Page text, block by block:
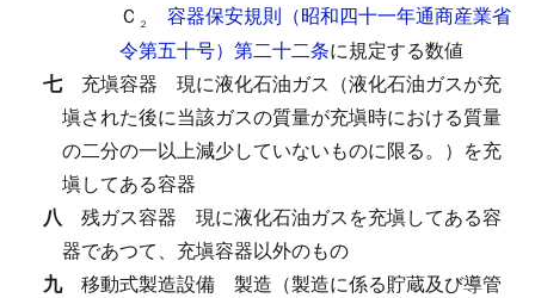
Ｃ ２
容器保安規則（昭和四十一年通商産業省
令第五十号）第二十二条に規定する数値
七
充塡容器
現に液化石油ガス（液化石油ガスが充
塡された後に当該ガスの質量が充塡時における質量
の二分の一以上減少していないものに限る。）を充
塡してある容器
八
残ガス容器
現に液化石油ガスを充塡してある容
器であつて、充塡容器以外のもの
九
移動式製造設備
製造（製造に係る貯蔵及び導管